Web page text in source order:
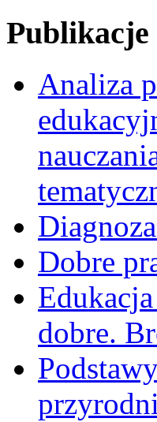
Publikacje
Analiza
Dobre
dobre.